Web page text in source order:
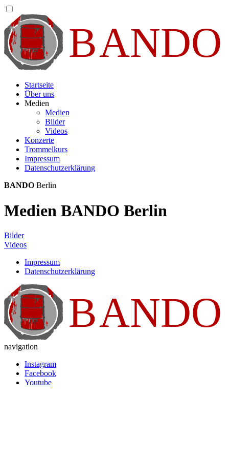
Startseite
Über uns
Medien
Medien
Bilder
Videos
Konzerte
Trommelkurs
Impressum
Datenschutzerklärung
BANDO Berlin
Medien BANDO Berlin
Bilder
Videos
Impressum
Datenschutzerklärung
navigation
Instagram
Facebook
Youtube